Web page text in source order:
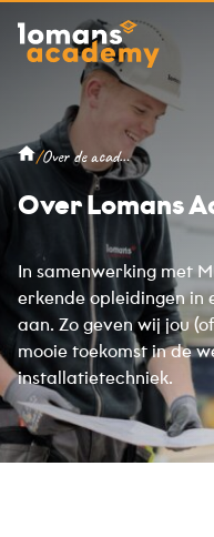
/ Over de academy
Over Lomans
In samenwerking met
erkende opleidingen in
aan. Zo geven wij jou
mooie toekomst in de
installatietechniek.